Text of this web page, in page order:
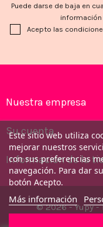
Puede darse de baja en
información
Acepto las
Nuestra empresa
Su cuenta
Información de la
Este sitio web utiliza
mejorar nuestros
con sus preferencias
navegación. Para dar
botón Acepto.
Más información
© 2026 - Yupy -